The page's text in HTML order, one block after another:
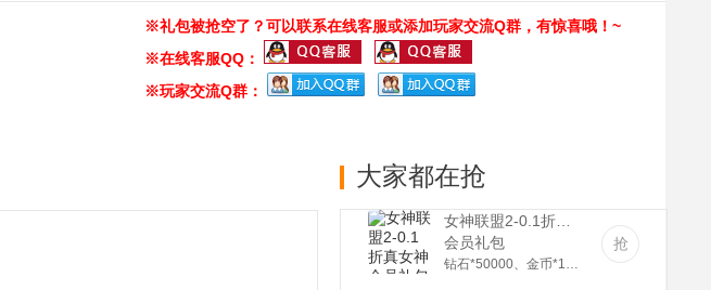
※礼包被抢空了？可以联系在线客服或添加玩家交流Q群，有惊喜哦！~
※在线客服QQ：
※玩家交流Q群：
大家都在抢
女神联盟2-0.1折真女神(满v)
会员礼包
抢